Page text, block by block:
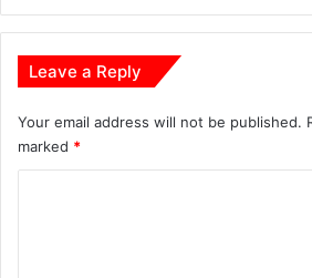
Leave a Reply
Your email address will not be published.
marked *